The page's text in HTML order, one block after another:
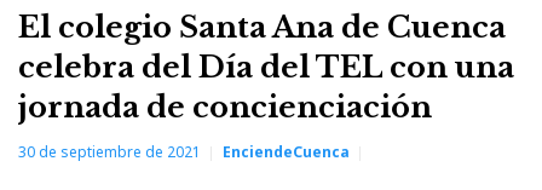
El colegio Santa Ana de Cuenca
celebra del Día del TEL con una
jornada de concienciación
30 de septiembre de 2021 EnciendeCuenca